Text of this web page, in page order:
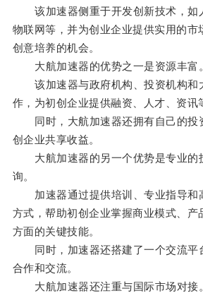
该加速器侧重于开发创新技术，如
物联网等，并为创业企业提供实用的市
创意培养的机会。
大航加速器的优势之一是资源丰富。
该加速器与政府机构、投资机构和
作，为初创企业提供融资、人才、资讯
同时，大航加速器还拥有自己的投
创企业共享收益。
大航加速器的另一个优势是专业的
询。
加速器通过提供培训、专业指导和
方式，帮助初创企业掌握商业模式、产
方面的关键技能。
同时，加速器还搭建了一个交流平
合作和交流。
大航加速器还注重与国际市场对接。